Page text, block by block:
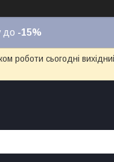
до -15%
роботи сьогодні